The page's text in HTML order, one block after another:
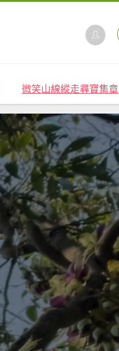
微笑山線縱走尋寶集章